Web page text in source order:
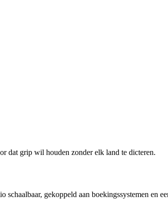
dat grip wil houden zonder elk land te dicteren.
gekoppeld aan boekingssystemen en